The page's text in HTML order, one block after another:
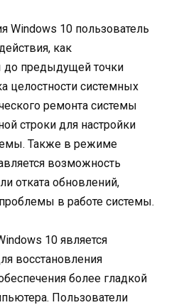
Windows 10 пользователь
как
до предыдущей точки
целостности системных
ремонта системы
строки для настройки
Также в режиме
возможность
отката обновлений,
в работе системы.
10 является
восстановления
более гладкой
Пользователи